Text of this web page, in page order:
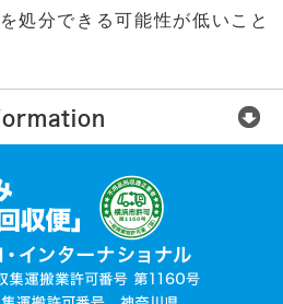
処分できる可能性が低いこと